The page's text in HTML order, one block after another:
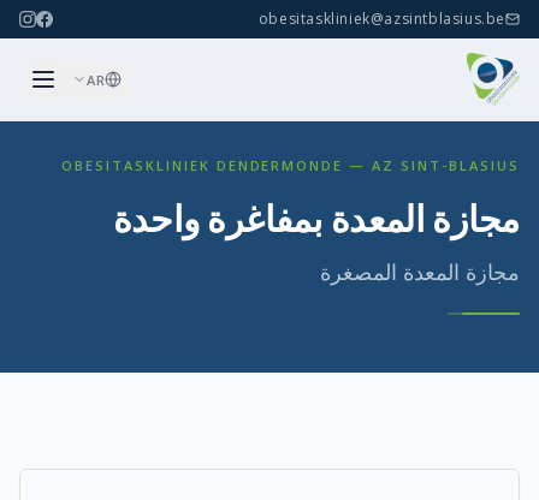
obesitaskliniek@azsintblasius.be
AR
OBESITASKLINIEK DENDERMONDE — AZ SINT-BLASIUS
مجازة المعدة بمفاغرة واحدة
مجازة المعدة المصغرة